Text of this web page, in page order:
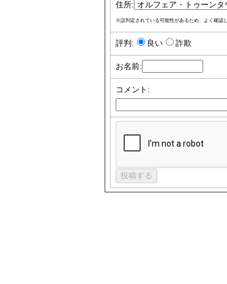
住所:
※誤判定されている可能性があるため、よく確認
評判: 良い 詐欺
お名前:
コメント: